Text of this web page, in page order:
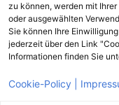
zu können, werden mit
oder ausgewählten
Sie können Ihre
jederzeit über den Link
Informationen finden Sie
Cookie-Policy |